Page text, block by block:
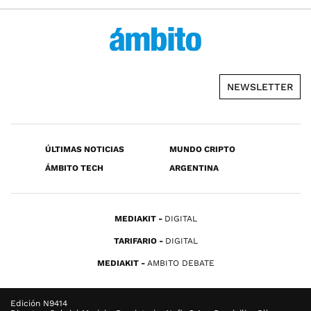
NEWSLETTER
ÚLTIMAS NOTICIAS
MUNDO CRIPTO
ÁMBITO TECH
ARGENTINA
MEDIAKIT DIGITAL
TARIFARIO DIGITAL
MEDIAKIT AMBITO DEBATE
Edición N9414